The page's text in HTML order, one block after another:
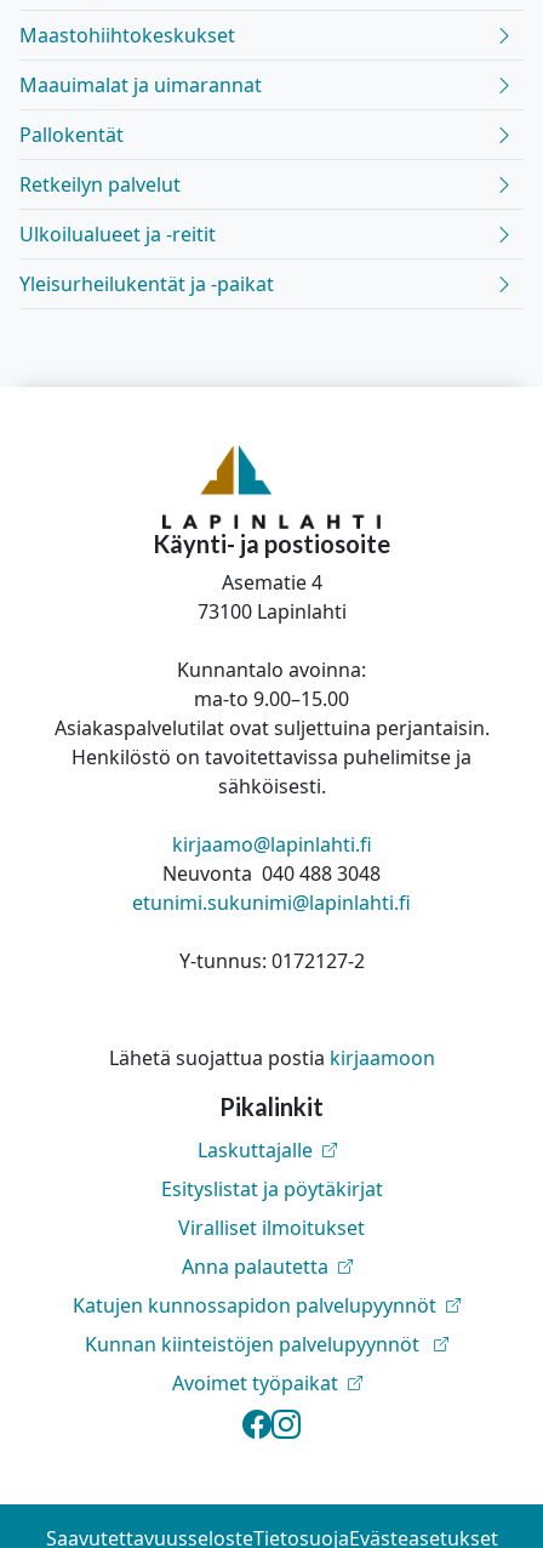
Maastohiihtokeskukset
Maauimalat ja uimarannat
Pallokentät
Retkeilyn palvelut
Ulkoilualueet ja -reitit
Yleisurheilukentät ja -paikat
Lapinlahden kunta
Lapinlahden
Käynti- ja postiosoite
Asematie 4
73100 Lapinlahti
Kunnantalo avoinna:
ma-to 9.00–15.00
Asiakaspalvelutilat ovat suljettuina perjantaisin.
Henkilöstö on tavoitettavissa puhelimitse ja
sähköisesti.
kirjaamo@lapinlahti.fi
Neuvonta 040 488 3048
etunimi.sukunimi@lapinlahti.fi
Y-tunnus: 0172127-2
Lähetä suojattua postia kirjaamoon
Pikalinkit
Laskuttajalle
Esityslistat ja pöytäkirjat
Viralliset ilmoitukset
Anna palautetta
Katujen kunnossapidon palvelupyynnöt
Kunnan kiinteistöjen palvelupyynnöt
Avoimet työpaikat
SaavutettavuusselosteTietosuojaEvästeasetukset